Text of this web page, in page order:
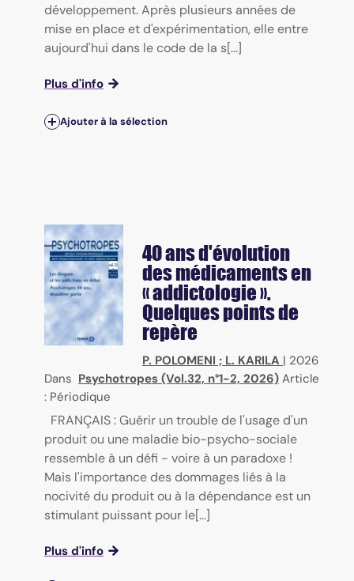
développement. Après plusieurs années de
mise en place et d'expérimentation, elle entre
aujourd'hui dans le code de la s[...]
Plus d'info
Ajouter à la sélection
40 ans d'évolution
des médicaments en
« addictologie ».
Quelques points de
repère
P. POLOMENI ; L. KARILA | 2026
Dans Psychotropes (Vol.32, n°1-2, 2026) Article
: Périodique
FRANÇAIS : Guérir un trouble de l'usage d'un
produit ou une maladie bio-psycho-sociale
ressemble à un défi - voire à un paradoxe !
Mais l'importance des dommages liés à la
nocivité du produit ou à la dépendance est un
stimulant puissant pour le[...]
Plus d'info